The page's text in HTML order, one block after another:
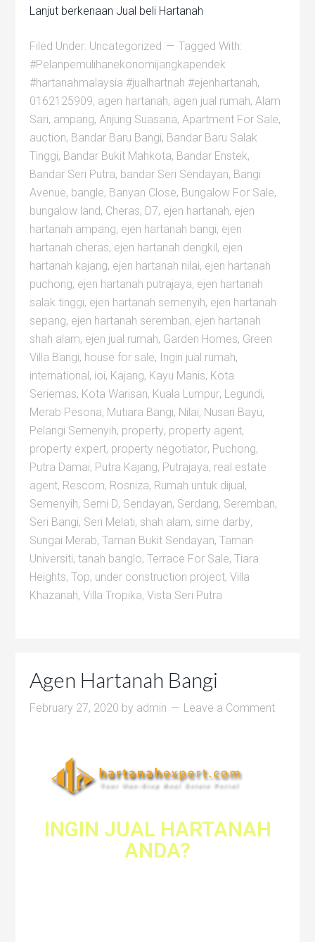
Lanjut berkenaan Jual beli Hartanah
Filed Under: Uncategorized
Tagged With:
#Pelanpemulihanekonomijangkapendek
#hartanahmalaysia #jualhartnah #ejenhartanah,
0162125909, agen hartanah, agen jual rumah,Alam
Sari, ampang,Anjung Suasana,Apartment For Sale,
auction, Bandar Baru Bangi, Bandar Baru Salak
Tinggi, Bandar Bukit Mahkota, Bandar Enstek,
Bandar Seri Putra, bandar Seri Sendayan, Bangi
Avenue, bangle, Banyan Close, Bungalow For Sale,
bungalow land, Cheras, D7, ejen hartanah, ejen
hartanah ampang, ejen hartanah bangi, ejen
hartanah cheras, ejen hartanah dengkil, ejen
hartanah kajang, ejen hartanah nilai, ejen hartanah
puchong, ejen hartanah putrajaya, ejen hartanah
salak tinggi, ejen hartanah semenyih, ejen hartanah
sepang, ejen hartanah seremban, ejen hartanah
shah alam, ejen jual rumah, Garden Homes, Green
Villa Bangi, house for sale, Ingin jual rumah,
international, ioi, Kajang, Kayu Manis, Kota
Seriemas, Kota Warisan, Kuala Lumpur, Legundi,
Merab Pesona, Mutiara Bangi, Nilai, Nusari Bayu,
Pelangi Semenyih, property, property agent,
property expert, property negotiator, Puchong,
Putra Damai, Putra Kajang, Putrajaya, real estate
agent, Rescom, Rosniza, Rumah untuk dijual,
Semenyih, Semi D, Sendayan, Serdang, Seremban,
Seri Bangi, Seri Melati, shah alam, sime darby,
Sungai Merab,Taman Bukit Sendayan,Taman
Universiti,tanah banglo,Terrace For Sale,Tiara
Heights,Top, under construction project,Villa
Khazanah,Villa Tropika,Vista Seri Putra
Agen Hartanah Bangi
February 27, 2020 by admin Leave a Comment
INGIN JUAL HARTANAH
ANDA?